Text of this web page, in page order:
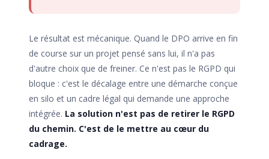
Le résultat est mécanique. Quand le DPO arrive en fin
de course sur un projet pensé sans lui, il n'a pas
d'autre choix que de freiner. Ce n'est pas le RGPD qui
bloque : c'est le décalage entre une démarche conçue
en silo et un cadre légal qui demande une approche
intégrée. La solution n'est pas de retirer le RGPD
du chemin. C'est de le mettre au cœur du
cadrage.